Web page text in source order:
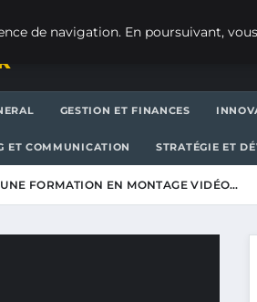
GESTION ET FINANCES
ET COMMUNICATION STRATÉGIE ET
FORMATION EN MONTAGE VIDÉO…
de navigation. En poursuivant,